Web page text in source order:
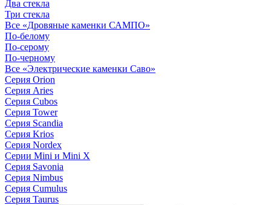
Два стекла
Три стекла
Все «Дровяные каменки САМПО»
По-белому
По-серому
По-черному
Все «Электрические каменки Саво»
Серия Orion
Серия Aries
Серия Cubos
Серия Tower
Серия Scandia
Серия Krios
Серия Nordex
Серии Mini и Mini X
Серия Savonia
Серия Nimbus
Серия Cumulus
Серия Taurus